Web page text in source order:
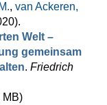
, van Ackeren,
Welt –
gemeinsam
. Friedrich
MB)